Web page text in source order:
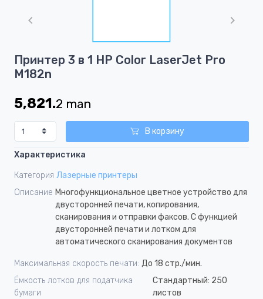
1
of
Принтер 3 в 1 HP Color LaserJet Pro
M182n
5,821.2 man
В корзину
Характеристика
Категория Лазерные принтеры
Описание Многофункциональное цветное устройство для
двусторонней печати, копирования,
сканирования и отправки факсов. С функцией
двусторонней печати и лотком для
автоматического сканирования документов
Максимальная скорость печати: До 18 стр./мин.
Ёмкость лотков для податчика
бумаги
Стандартный: 250
листов